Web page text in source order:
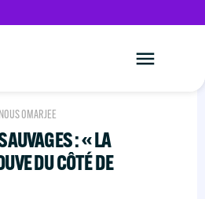
OMARJEE
: « LA
DU CÔTÉ DE